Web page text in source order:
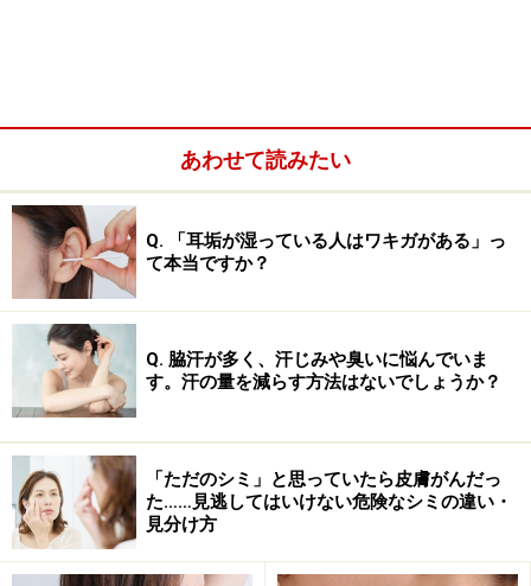
■クリームタイプの保湿剤
クリームタイプは白い色をしていて、体に塗る保湿剤に
通常使われます。伸びがよく、またしっとりして保湿力
も強いので、保湿剤には一番よく使われている基材で
す。
クリームはしっとりしていてジャーやチューブに入ってい
る。保湿力が高く、体の保湿剤には最適。特に冬の乾燥が強
い時期はローションよりクリームを使うのがおすすめ
■ローションタイプの保湿剤
あわせて読みたい
Q. 「耳垢が湿っている人はワキガがある」っ
て本当ですか？
Q. 脇汗が多く、汗じみや臭いに悩んでいま
す。汗の量を減らす方法はないでしょうか？
「ただのシミ」と思っていたら皮膚がんだっ
た……見逃してはいけない危険なシミの違い・
見分け方